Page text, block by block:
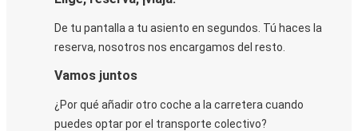
De tu pantalla a tu asiento en segundos. Tú haces la
reserva, nosotros nos encargamos del resto.
Vamos juntos
¿Por qué añadir otro coche a la carretera cuando
puedes optar por el transporte colectivo?